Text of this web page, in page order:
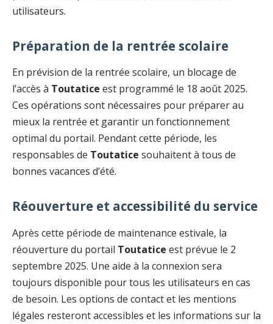
utilisateurs.
Préparation de la rentrée scolaire
En prévision de la rentrée scolaire, un blocage de
l’accès à Toutatice est programmé le 18 août 2025.
Ces opérations sont nécessaires pour préparer au
mieux la rentrée et garantir un fonctionnement
optimal du portail. Pendant cette période, les
responsables de Toutatice souhaitent à tous de
bonnes vacances d’été.
Réouverture et accessibilité du service
Après cette période de maintenance estivale, la
réouverture du portail Toutatice est prévue le 2
septembre 2025. Une aide à la connexion sera
toujours disponible pour tous les utilisateurs en cas
de besoin. Les options de contact et les mentions
légales resteront accessibles et les informations sur la